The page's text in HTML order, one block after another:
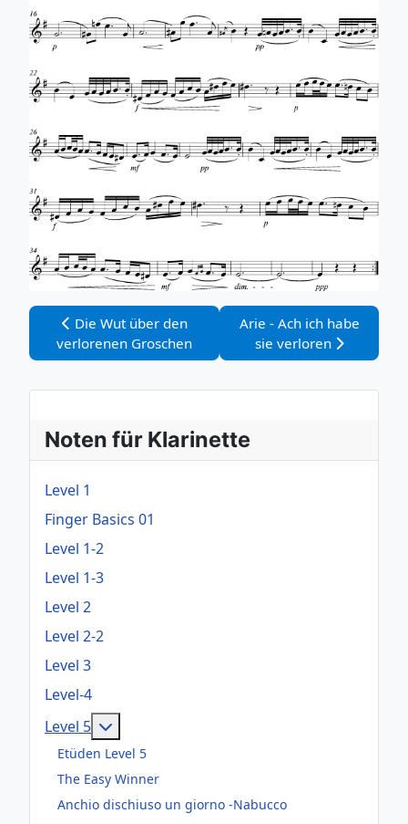
Vorheriger Beitrag: Die Wut über den verlorenen
Die Wut über den
verlorenen Groschen
Nächster Beitrag: Arie -
Arie - Ach ich habe
sie verloren
Noten für Klarinette
Level 1
Finger Basics 01
Level 1-2
Level 1-3
Level 2
Level 2-2
Level 3
Level-4
Level 5
Etüden Level 5
The Easy Winner
Anchio dischiuso un giorno -Nabucco